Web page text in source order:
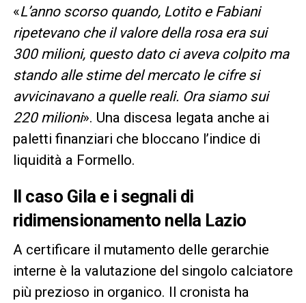
«L’anno scorso quando, Lotito e Fabiani
ripetevano che il valore della rosa era sui
300 milioni, questo dato ci aveva colpito ma
stando alle stime del mercato le cifre si
avvicinavano a quelle reali. Ora siamo sui
220 milioni». Una discesa legata anche ai
paletti finanziari che bloccano l’indice di
liquidità a Formello.
Il caso Gila e i segnali di
ridimensionamento nella Lazio
A certificare il mutamento delle gerarchie
interne è la valutazione del singolo calciatore
più prezioso in organico. Il cronista ha